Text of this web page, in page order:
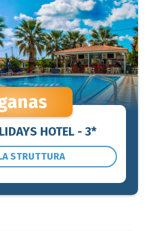
HOTEL - 3*
STRUTTURA